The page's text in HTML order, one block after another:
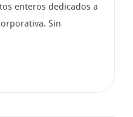
enteros dedicados a
Sin